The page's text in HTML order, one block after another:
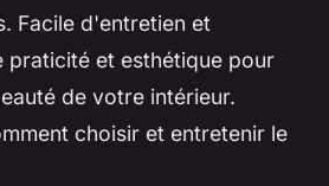
Facile d'entretien et
praticité et esthétique pour
de votre intérieur.
choisir et entretenir le